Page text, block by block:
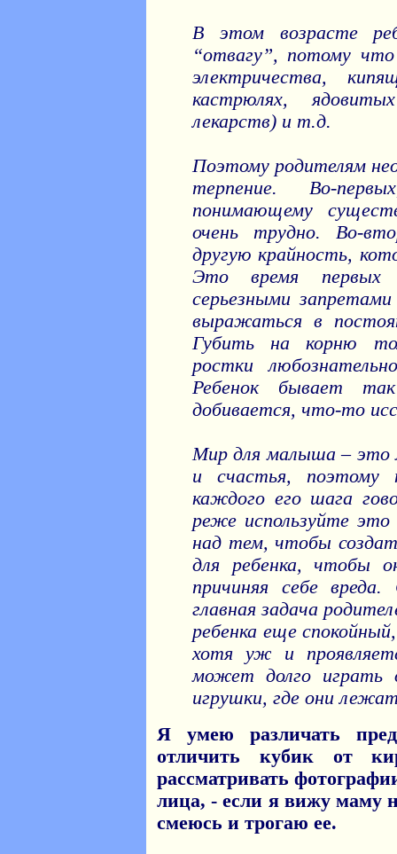
В этом возрасте
“отвагу”, потому
электричества,
кастрюлях,
лекарств) и т.д.
Поэтому родителям
терпение. Во-
понимающему
очень трудно. Во-
другую крайность,
Это время первых
серьезными
выражаться в
Губить на корню
ростки
Ребенок бывает
добивается, что-то
Мир для малыша – это
и счастья, поэтому
каждого его шага
реже используйте
над тем, чтобы
для ребенка, чтобы
причиняя себе
главная задача
ребенка еще
хотя уж и
может долго играть
игрушки, где они
Я умею различать
отличить кубик от
рассматривать
лица, - если я вижу маму
смеюсь и трогаю ее.